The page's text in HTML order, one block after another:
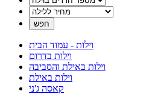
וילות - עמוד הבית
וילות בדרום
וילות באילת והסביבה
וילות באילת
קאסה ג'ני